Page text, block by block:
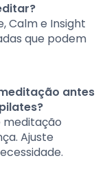
Calm e Insight
que podem
antes
meditação
Ajuste